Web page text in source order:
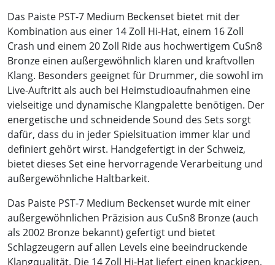
Das Paiste PST-7 Medium Beckenset bietet mit der
Kombination aus einer 14 Zoll Hi-Hat, einem 16 Zoll
Crash und einem 20 Zoll Ride aus hochwertigem CuSn8
Bronze einen außergewöhnlich klaren und kraftvollen
Klang. Besonders geeignet für Drummer, die sowohl im
Live-Auftritt als auch bei Heimstudioaufnahmen eine
vielseitige und dynamische Klangpalette benötigen. Der
energetische und schneidende Sound des Sets sorgt
dafür, dass du in jeder Spielsituation immer klar und
definiert gehört wirst. Handgefertigt in der Schweiz,
bietet dieses Set eine hervorragende Verarbeitung und
außergewöhnliche Haltbarkeit.
Das Paiste PST-7 Medium Beckenset wurde mit einer
außergewöhnlichen Präzision aus CuSn8 Bronze (auch
als 2002 Bronze bekannt) gefertigt und bietet
Schlagzeugern auf allen Levels eine beeindruckende
Klangqualität. Die 14 Zoll Hi-Hat liefert einen knackigen,